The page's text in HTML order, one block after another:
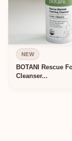
NEW
BOTANI Rescue
Cleanser...